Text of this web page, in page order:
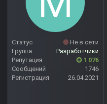
Статус
Не в сети
Группа
Разработчики
Репутация
1 076
Сообщений
1746
Регистрация
26.04.2021